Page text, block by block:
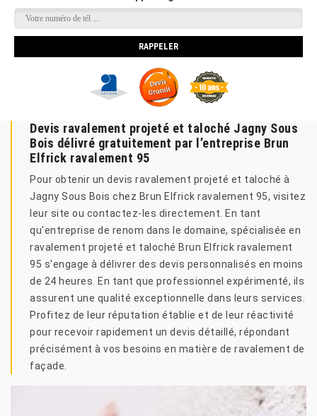
Devis ravalement projeté et taloché Jagny Sous
Bois délivré gratuitement par l’entreprise Brun
Elfrick ravalement 95
Pour obtenir un devis ravalement projeté et taloché à
Jagny Sous Bois chez Brun Elfrick ravalement 95, visitez
leur site ou contactez-les directement. En tant
qu'entreprise de renom dans le domaine, spécialisée en
ravalement projeté et taloché Brun Elfrick ravalement
95 s'engage à délivrer des devis personnalisés en moins
de 24 heures. En tant que professionnel expérimenté, ils
assurent une qualité exceptionnelle dans leurs services.
Profitez de leur réputation établie et de leur réactivité
pour recevoir rapidement un devis détaillé, répondant
précisément à vos besoins en matière de ravalement de
façade.